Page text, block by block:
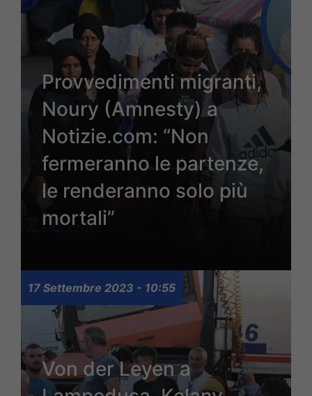
Provvedimenti migranti,
Noury (Amnesty) a
Notizie.com: “Non
fermeranno le partenze,
le renderanno solo più
mortali”
17 Settembre 2023 - 10:55
Von der Leyen a